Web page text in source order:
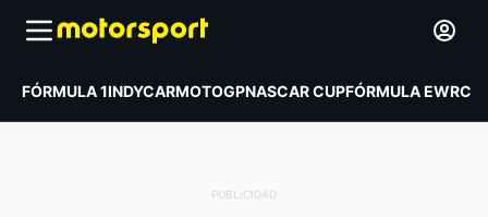
FÓRMULA 1INDYCARMOTOGPNASCAR CUPFÓRMULA EWRC